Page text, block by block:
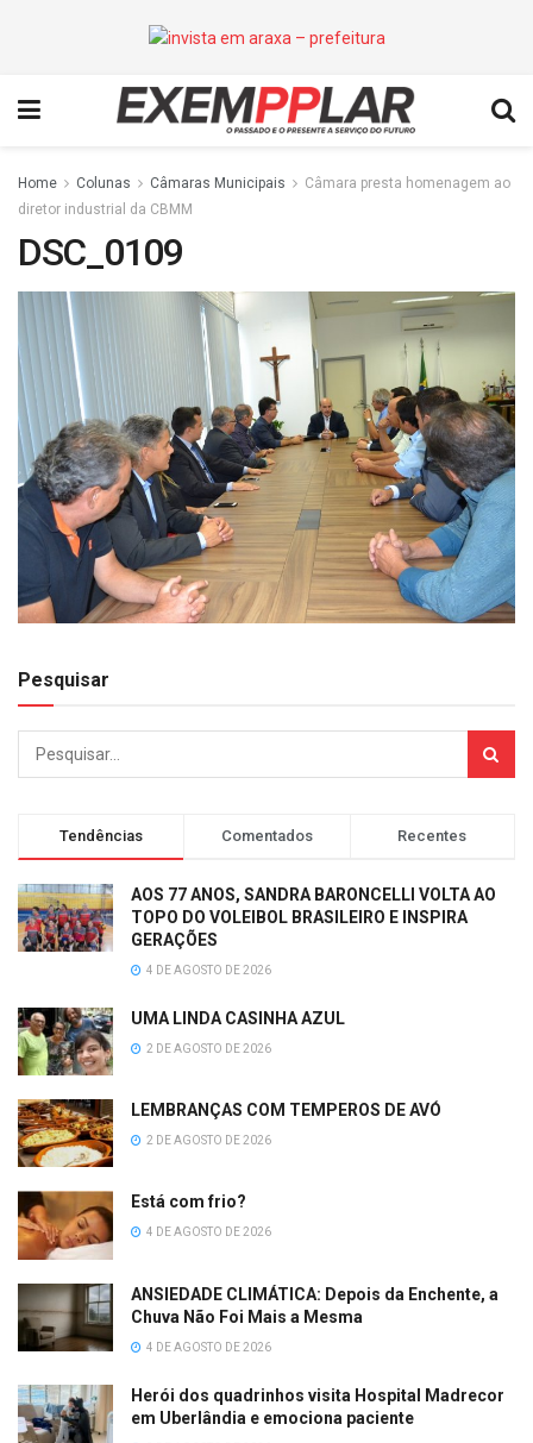
Home Colunas Câmaras Municipais
Câmara presta homenagem ao
diretor industrial da CBMM
DSC_0109
Pesquisar
Tendências Comentados Recentes
AOS 77 ANOS, SANDRA BARONCELLI VOLTA AO
TOPO DO VOLEIBOL BRASILEIRO E INSPIRA
GERAÇÕES
4 DE AGOSTO DE 2026
UMA LINDA CASINHA AZUL
2 DE AGOSTO DE 2026
LEMBRANÇAS COM TEMPEROS DE AVÓ
2 DE AGOSTO DE 2026
Está com frio?
4 DE AGOSTO DE 2026
ANSIEDADE CLIMÁTICA: Depois da Enchente, a
Chuva Não Foi Mais a Mesma
4 DE AGOSTO DE 2026
Herói dos quadrinhos visita Hospital Madrecor
em Uberlândia e emociona paciente